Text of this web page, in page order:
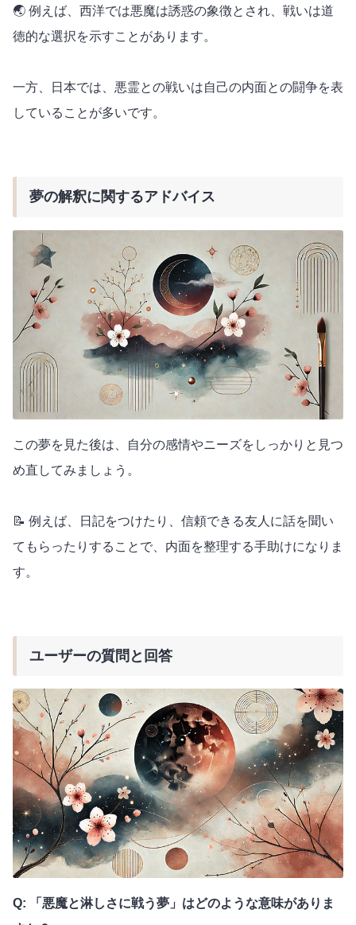
🌏 例えば、西洋では悪魔は誘惑の象徴とされ、戦いは道
徳的な選択を示すことがあります。
一方、日本では、悪霊との戦いは自己の内面との闘争を表
していることが多いです。
夢の解釈に関するアドバイス
この夢を見た後は、自分の感情やニーズをしっかりと見つ
め直してみましょう。
📝 例えば、日記をつけたり、信頼できる友人に話を聞い
てもらったりすることで、内面を整理する手助けになりま
す。
ユーザーの質問と回答
Q: 「悪魔と淋しさに戦う夢」はどのような意味がありま